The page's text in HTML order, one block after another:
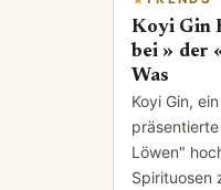
Koyi Gin
bei » der
Was
Koyi Gin,
Löwen"
Spirituosen